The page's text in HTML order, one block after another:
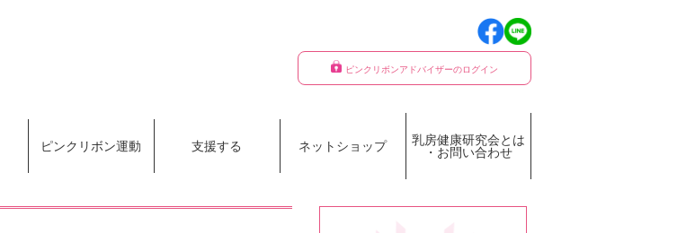
ピンクリボンアドバイザーのログイン
ピンクリボン運動 支援する ネットショップ
乳房健康研究会とは
・お問い合わせ